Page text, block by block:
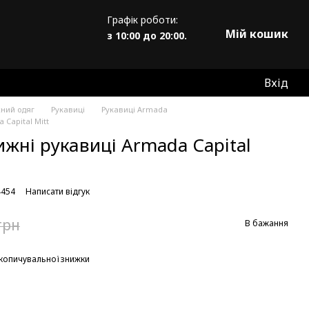
Графік роботи:
з 10:00 до 20:00.
Мій кошик
Вхід
одяг Рукавиці
Рукавиці Armada
Capital Mitt
рукавиці Armada Capital
Написати відгук
В бажання
знижки